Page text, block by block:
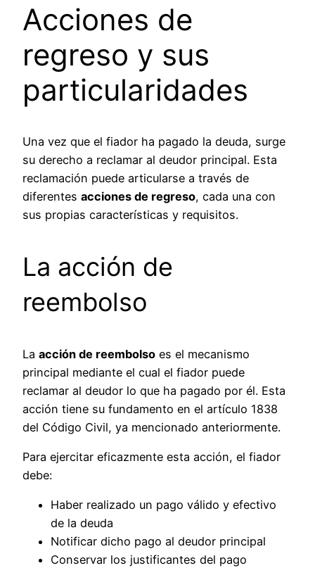
Acciones de
regreso y sus
particularidades
Una vez que el fiador ha pagado la deuda, surge
su derecho a reclamar al deudor principal. Esta
reclamación puede articularse a través de
diferentes acciones de regreso, cada una con
sus propias características y requisitos.
La acción de
reembolso
La acción de reembolso es el mecanismo
principal mediante el cual el fiador puede
reclamar al deudor lo que ha pagado por él. Esta
acción tiene su fundamento en el artículo 1838
del Código Civil, ya mencionado anteriormente.
Para ejercitar eficazmente esta acción, el fiador
debe:
Haber realizado un pago válido y efectivo
de la deuda
Notificar dicho pago al deudor principal
Conservar los justificantes del pago